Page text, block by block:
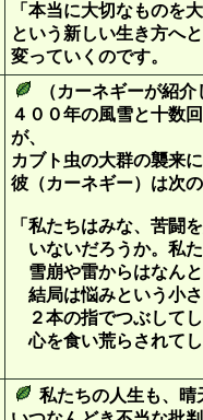
「本当に大切なものを
という新しい生き方へ
変っていくのです。
（カーネギーが紹
４００年の風雪と十数
が、
カブト虫の大群の襲来
彼（カーネギー）は次
「私たちはみな、苦闘
いないだろうか。私
雪崩や雷からはなん
結局は悩みという小
２本の指でつぶして
心を食い荒らされて
私たちの人生も、晴